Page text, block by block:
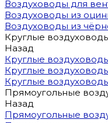
Воздуховоды для
Воздуховоды из
Воздуховоды из
Круглые
Назад
Круглые
Круглые
Круглые
Прямоугольные
Назад
Прямоугольные